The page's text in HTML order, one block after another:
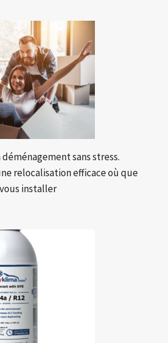
sans stress.
relocalisation efficace où que
installer